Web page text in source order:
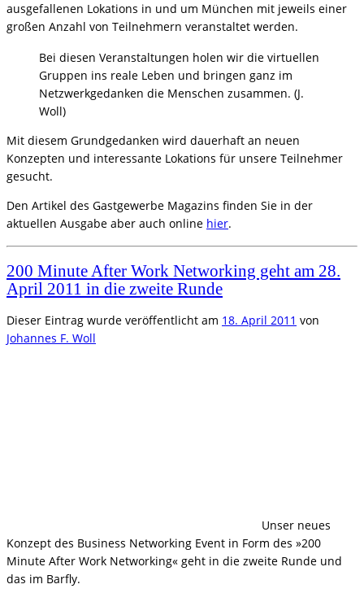
ausgefallenen Lokations in und um München mit jeweils einer
großen Anzahl von Teilnehmern veranstaltet werden.
Bei diesen Veranstaltungen holen wir die virtuellen
Gruppen ins reale Leben und bringen ganz im
Netzwerkgedanken die Menschen zusammen. (J.
Woll)
Mit diesem Grundgedanken wird dauerhaft an neuen
Konzepten und interessante Lokations für unsere Teilnehmer
gesucht.
Den Artikel des Gastgewerbe Magazins finden Sie in der
aktuellen Ausgabe aber auch online hier.
200 Minute After Work Networking geht am 28.
April 2011 in die zweite Runde
Dieser Eintrag wurde veröffentlicht am 18. April 2011 von
Johannes F. Woll
Unser neues
Konzept des Business Networking Event in Form des »200
Minute After Work Networking« geht in die zweite Runde und
das im Barfly.